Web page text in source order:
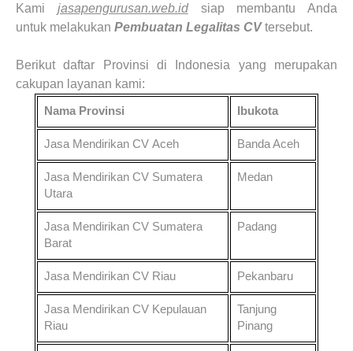
Kami jasapengurusan.web.idsiap membantu Anda
untuk melakukan Pembuatan Legalitas CV tersebut.
Berikut daftar Provinsi di Indonesia yang merupakan
cakupan layanan kami:
Nama Provinsi Ibukota
Jasa Mendirikan CVAceh Banda Aceh
Jasa Mendirikan CV Sumatera
Utara
Medan
Jasa Mendirikan CV Sumatera
Barat
Padang
Jasa Mendirikan CV Riau Pekanbaru
Jasa Mendirikan CV Kepulauan
Riau
Tanjung
Pinang